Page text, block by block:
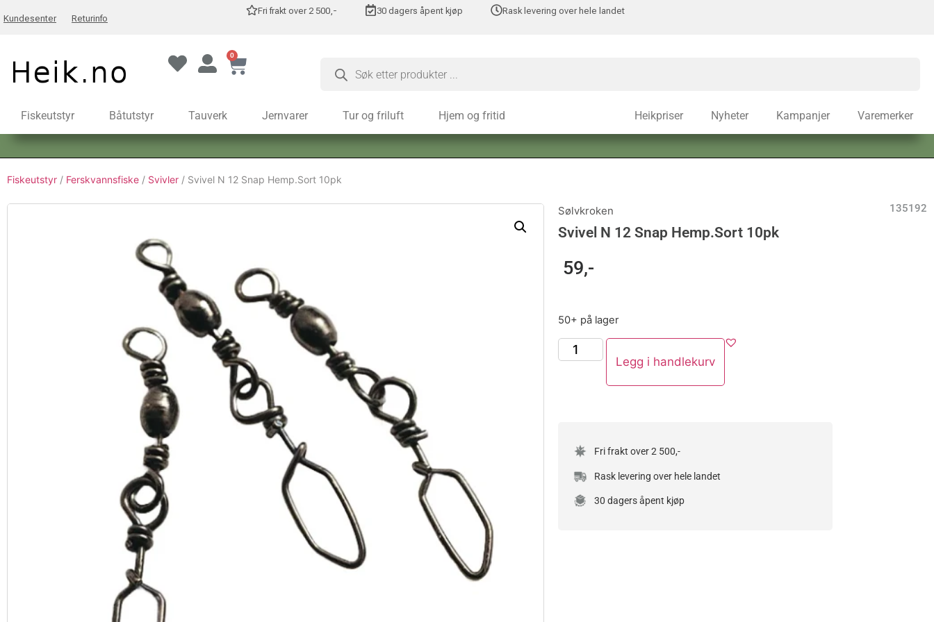
Kundesenter Returinfo
Fri frakt over 2 500,- 30 dagers åpent kjøp Rask levering over hele landet
0
Fiskeutstyr Båtutstyr Tauverk Jernvarer Tur og friluft Hjem og fritid Heikpriser Nyheter Kampanjer Varemerker
Fiskeutstyr / Ferskvannsfiske / Svivler / Svivel N 12 Snap Hemp.Sort 10pk
Sølvkroken 135192
Svivel N 12 Snap Hemp.Sort 10pk
59,-
50+ på lager
Legg i handlekurv
Fri frakt over 2 500,-
Rask levering over hele landet
30 dagers åpent kjøp